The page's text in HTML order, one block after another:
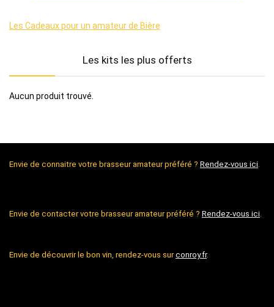
Les Cadeaux pour un amateur de Bière
Les kits les plus offerts
Aucun produit trouvé.
Envie de connaitre votre brasseur amateur préféré ? Rendez-vous ici.
Envie de contacter votre brasseur amateur préféré ? Rendez-vous ici.
Envie de découvrir le bon vin, rendez-vous surconroy.fr.